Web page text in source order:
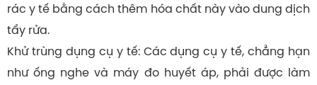
rác y tế bằng cách thêm hóa chất này vào dung dịch
tẩy rửa.
Khử trùng dụng cụ y tế: Các dụng cụ y tế, chẳng hạn
như ống nghe và máy đo huyết áp, phải được làm